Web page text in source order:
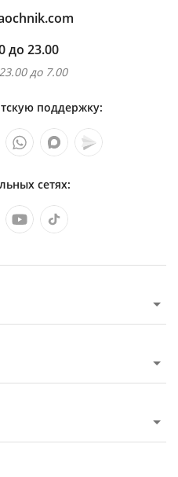
до 23.00
до 7.00
поддержку:
сетях: